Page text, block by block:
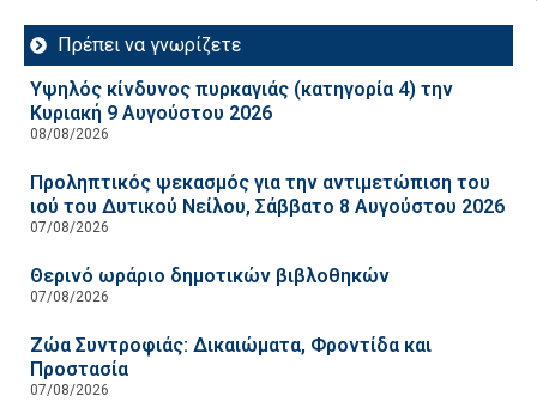
Πρέπει να γνωρίζετε
Υψηλός κίνδυνος πυρκαγιάς (κατηγορία 4) την
Κυριακή 9 Αυγούστου 2026
08/08/2026
Προληπτικός ψεκασμός για την αντιμετώπιση του
ιού του Δυτικού Νείλου, Σάββατο 8 Αυγούστου 2026
07/08/2026
Θερινό ωράριο δημοτικών βιβλοθηκών
07/08/2026
Ζώα Συντροφιάς: Δικαιώματα, Φροντίδα και
Προστασία
07/08/2026